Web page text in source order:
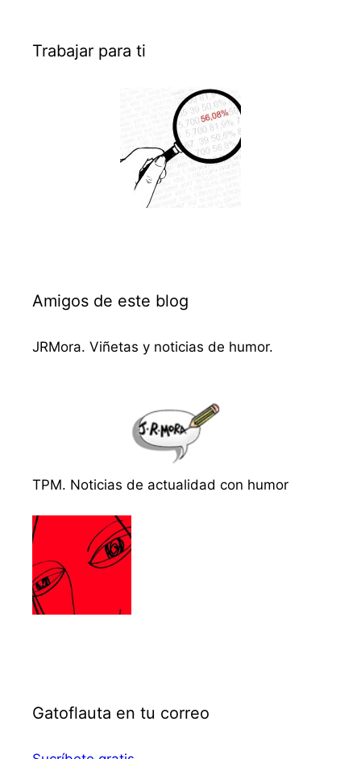
Trabajar para ti
Amigos de este blog
JRMora. Viñetas y noticias de humor.
TPM. Noticias de actualidad con humor
Gatoflauta en tu correo